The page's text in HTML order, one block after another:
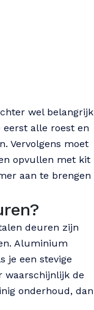
wel belangrijk
alle roest en
Vervolgens moet
opvullen met kit
aan te brengen
deuren zijn
Aluminium
je een stevige
waarschijnlijk de
onderhoud, dan